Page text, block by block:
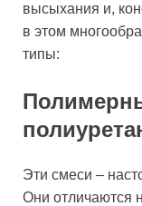
высыхания и,
в этом
типы:
Эти смеси –
Они отличаются